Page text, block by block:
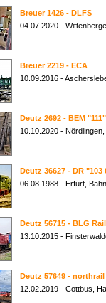
Breuer 1426 - DLFS
04.07.2020 - Wittenberge
Breuer 2219 - ECA
10.09.2016 -
Deutz 2692 - BEM "111"
10.10.2020 - Nördlingen,
Deutz 36627 - DR "103
06.08.1988 - Erfurt,
Deutz 56715 - BLG
13.10.2015 -
Deutz 57649 - northrail
12.02.2019 - Cottbus,